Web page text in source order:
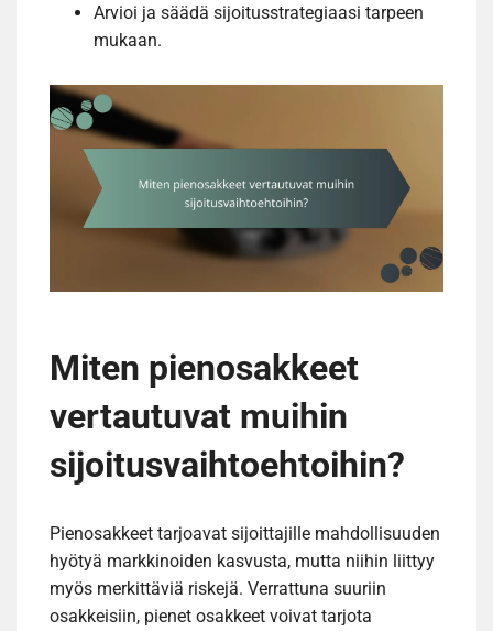
Arvioi ja säädä sijoitusstrategiaasi tarpeen
mukaan.
Miten pienosakkeet
vertautuvat muihin
sijoitusvaihtoehtoihin?
Pienosakkeet tarjoavat sijoittajille mahdollisuuden
hyötyä markkinoiden kasvusta, mutta niihin liittyy
myös merkittäviä riskejä. Verrattuna suuriin
osakkeisiin, pienet osakkeet voivat tarjota